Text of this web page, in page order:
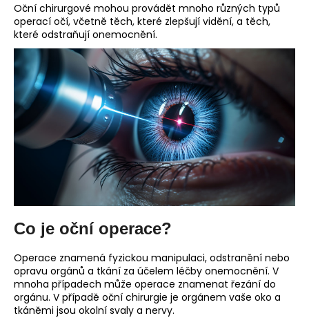
Oční chirurgové mohou provádět mnoho různých typů
operací očí, včetně těch, které zlepšují vidění, a těch,
které odstraňují onemocnění.
Co je oční operace?
Operace znamená fyzickou manipulaci, odstranění nebo
opravu orgánů a tkání za účelem léčby onemocnění. V
mnoha případech může operace znamenat řezání do
orgánu. V případě oční chirurgie je orgánem vaše oko a
tkáněmi jsou okolní svaly a nervy.
HLEDAT
D
o
p
o
u
j
e
m
e